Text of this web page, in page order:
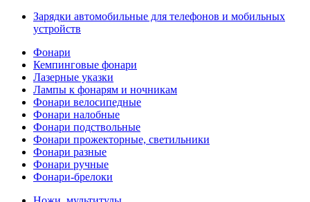
Зарядки автомобильные для телефонов и мобильных
устройств
Фонари
Кемпинговые фонари
Лазерные указки
Лампы к фонарям и ночникам
Фонари велосипедные
Фонари налобные
Фонари подствольные
Фонари прожекторные, светильники
Фонари разные
Фонари ручные
Фонари-брелоки